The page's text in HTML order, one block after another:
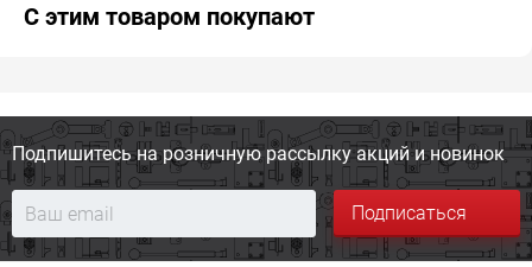
С этим товаром покупают
Подпишитесь на розничную рассылку акций и новинок
Подписаться